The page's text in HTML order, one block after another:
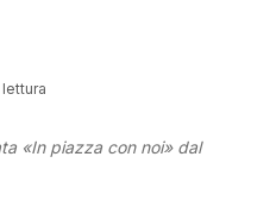
lettura
«In piazza con noi» dal